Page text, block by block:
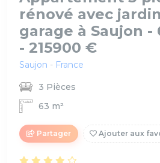
rénové avec
garage à Saujon -
- 215900 €
Saujon - France
3 Pièces
63 m²
Partager Ajouter aux